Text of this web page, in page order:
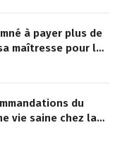
à payer plus de
maîtresse pour lui
du
vie saine chez la